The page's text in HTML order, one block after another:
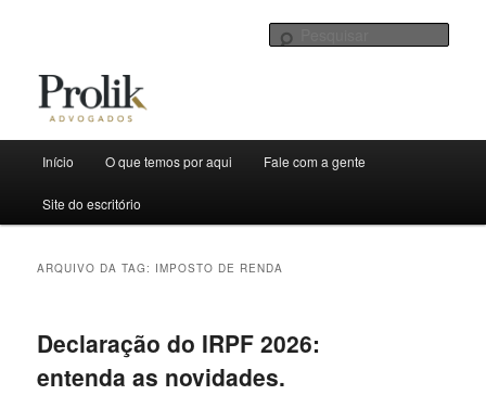
Boletim Informativo
principal
Pular
para
principal
Pular
para
secundário
Início O que temos por aqui Fale com a gente
Site do escritório
ARQUIVO DA TAG: IMPOSTO DE RENDA
Declaração do IRPF 2026:
entenda as novidades.